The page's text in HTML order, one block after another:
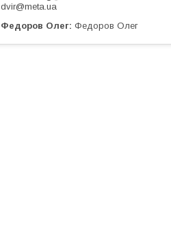
dvir@meta.ua
Федоров Олег Федоров Олег